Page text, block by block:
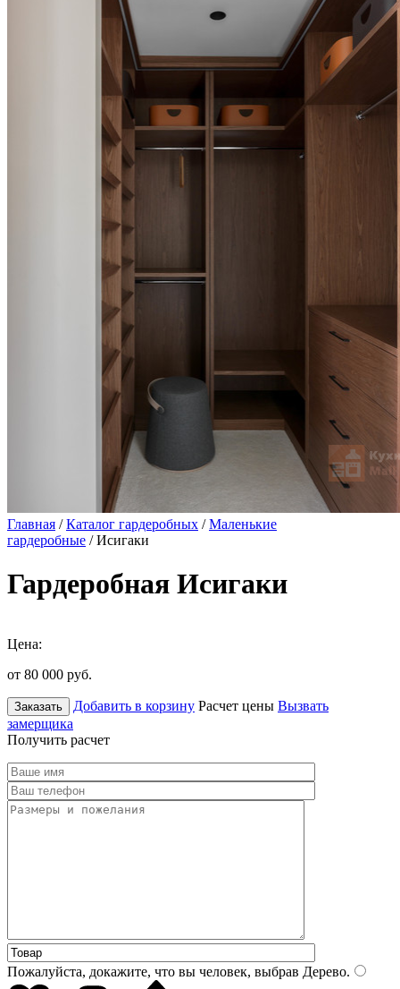
Главная /Каталог гардеробных /Маленькие
гардеробные / Исигаки
Гардеробная Исигаки
Цена:
от 80 000 руб.
Заказать Добавить в корзину Расчет цены Вызвать
замерщика
Получить расчет
Пожалуйста, докажите, что вы человек, выбрав Дерево.